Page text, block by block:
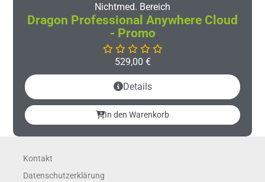
Nichtmed. Bereich
Dragon Professional Anywhere Cloud
- Promo
529,00 €
Details
In den Warenkorb
Kontakt
Datenschutzerklärung